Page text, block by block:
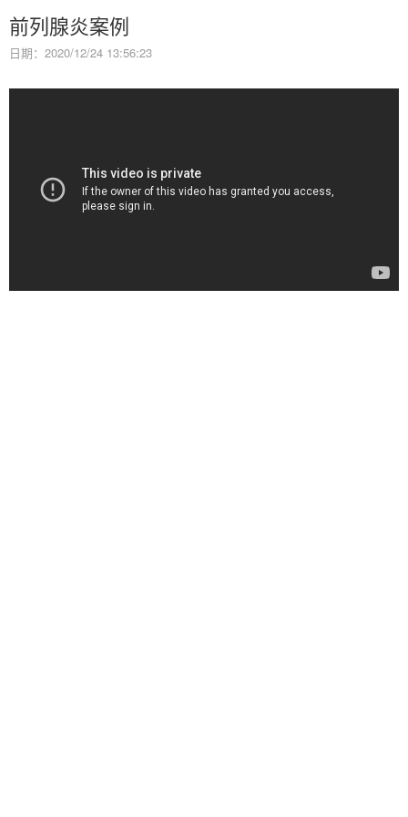
前列腺炎案例
日期：2020/12/24 13:56:23